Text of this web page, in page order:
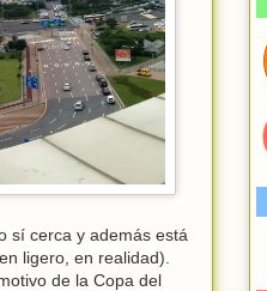
sí cerca y además está
ligero, en realidad).
de la Copa del